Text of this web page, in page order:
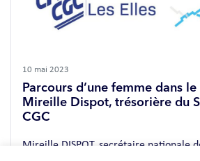
10 mai 2023
Parcours d’une femme dans
Mireille Dispot, trésorière du
CGC
Mireille DISPOT, secrétaire nationale